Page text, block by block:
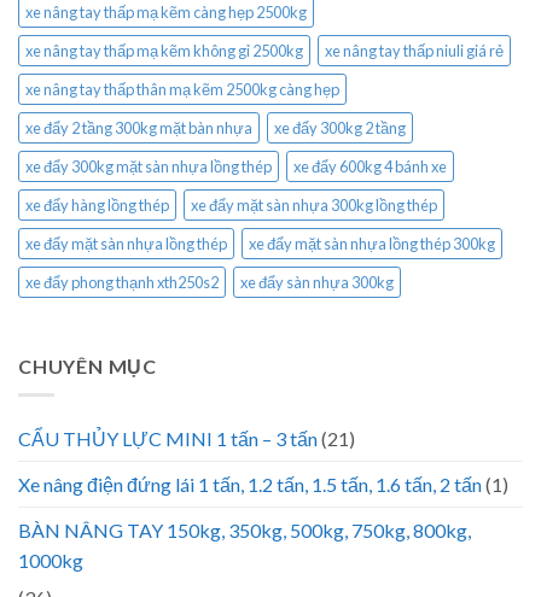
xe nâng tay thấp mạ kẽm càng hẹp 2500kg
xe nâng tay thấp mạ kẽm không gỉ 2500kg
xe nâng tay thấp niuli giá rẻ
xe nâng tay thấp thân mạ kẽm 2500kg càng hẹp
xe đẩy 2 tầng 300kg mặt bàn nhựa
xe đẩy 300kg 2 tầng
xe đẩy 300kg mặt sàn nhựa lồng thép
xe đẩy 600kg 4 bánh xe
xe đẩy hàng lồng thép
xe đẩy mặt sàn nhựa 300kg lồng thép
xe đẩy mặt sàn nhựa lồng thép
xe đẩy mặt sàn nhựa lồng thép 300kg
xe đẩy phong thạnh xth250s2
xe đẩy sàn nhựa 300kg
CHUYÊN MỤC
CẨU THỦY LỰC MINI 1 tấn – 3 tấn(21)
Xe nâng điện đứng lái 1 tấn, 1.2 tấn, 1.5 tấn, 1.6 tấn, 2 tấn(1)
BÀN NÂNG TAY 150kg, 350kg, 500kg, 750kg, 800kg,
1000kg